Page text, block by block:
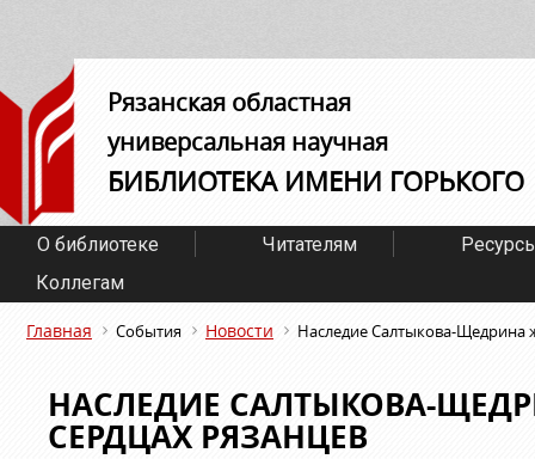
Рязанская областная
универсальная научная
БИБЛИОТЕКА ИМЕНИ ГОРЬКОГО
О библиотеке Читателям
Коллегам
Главная События Новости Наследие Салтыкова-Щедрина
НАСЛЕДИЕ САЛТЫКОВА-
СЕРДЦАХ РЯЗАНЦЕВ